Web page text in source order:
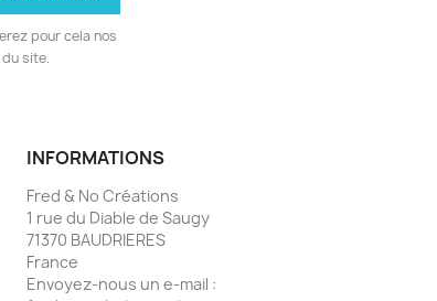
pour cela nos
site.
INFORMATIONS
Fred & No Créations
1 rue du Diable de Saugy
71370 BAUDRIERES
France
Envoyez-nous un e-mail :